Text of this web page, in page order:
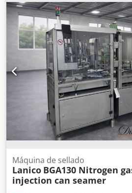
Máquina de sellado
Lanico BGA130 Nitrogen
injection can seamer